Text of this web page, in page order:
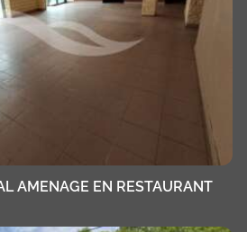
AMENAGE EN RESTAURANT